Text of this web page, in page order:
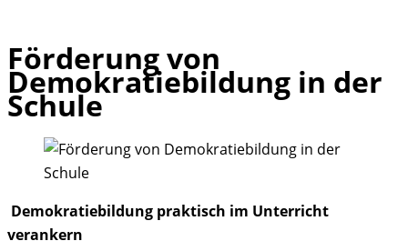
Skip
to
content
Förderung von
Demokratiebildung in der
Schule
Demokratiebildung praktisch im Unterricht
verankern